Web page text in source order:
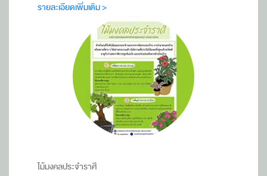
รายละเอียดเพิ่มเติม >
ไม้มงคลประจำราศี